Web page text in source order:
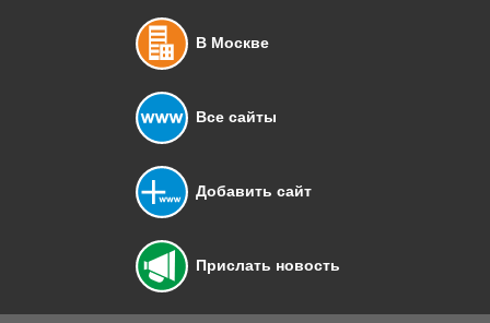
В Москве
Все сайты
Добавить сайт
Прислать новость